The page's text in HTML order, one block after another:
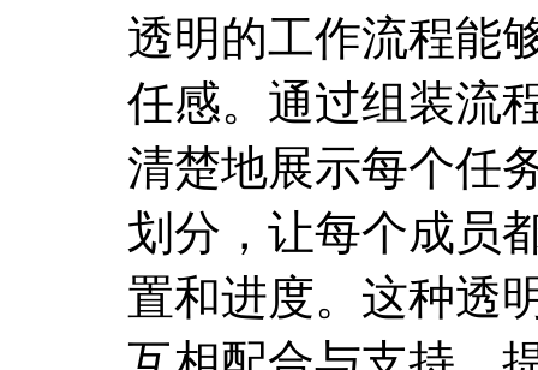
透明的工作流程能
任感。通过组装流
清楚地展示每个任
划分，让每个成员
置和进度。这种透